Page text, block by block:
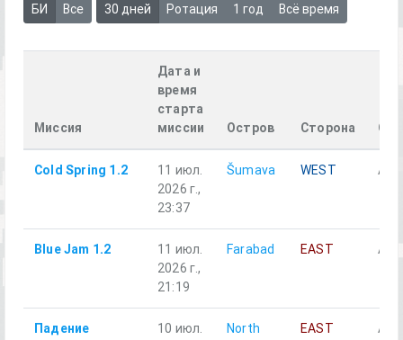
БИ Все 30 дней Ротация 1 год Всё время
Миссия
Дата и
время
старта
миссии
Остров Сторона
Cold Spring 1.2
11 июл.
2026 г.,
23:37
Šumava WEST
Blue Jam 1.2
11 июл.
2026 г.,
21:19
Farabad EAST
Падение
10 июл.
North
EAST